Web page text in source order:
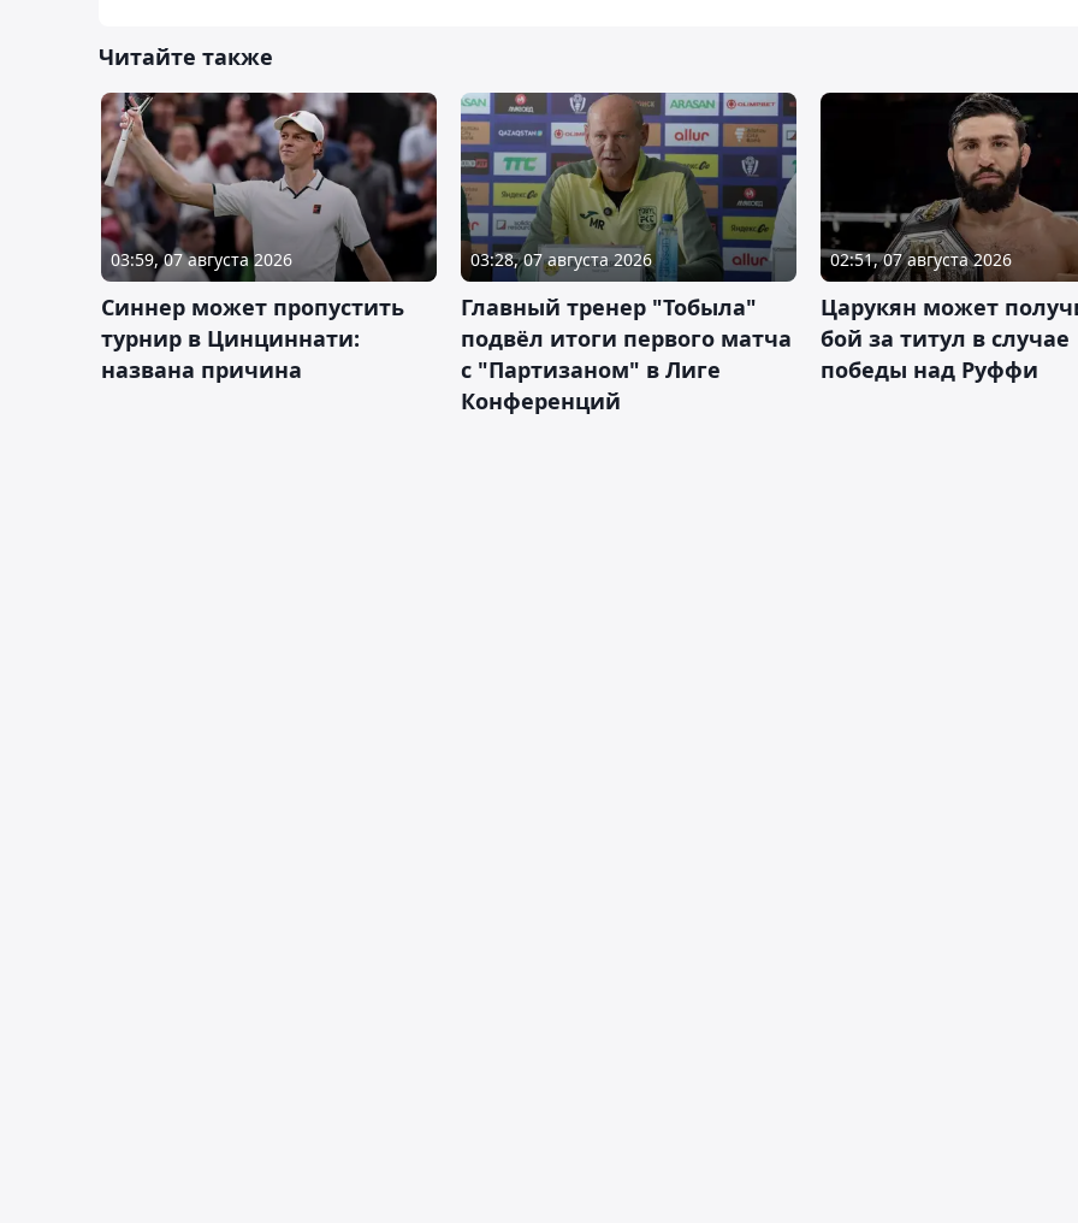
Читайте также
03:59, 07 августа 2026
Синнер может пропустить
турнир в Цинциннати:
названа причина
03:28, 07 августа 2026
Главный тренер "Тобыла"
подвёл итоги первого матча
с "Партизаном" в Лиге
Конференций
02:51, 07 августа 2026
Царукян может
бой за титул в случае
победы над Руффи